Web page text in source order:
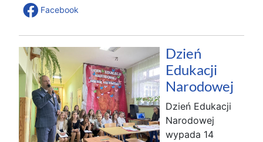
Facebook
Dzień
Edukacji
Narodowej
Dzień Edukacji
Narodowej
wypada 14